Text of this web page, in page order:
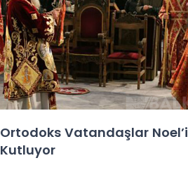
Ortodoks Vatandaşlar Noel’i
Kutluyor